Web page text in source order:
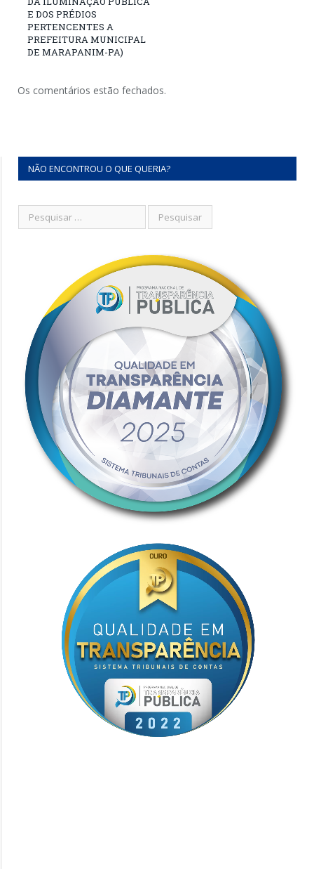
E DOS PRÉDIOS
PERTENCENTES A
PREFEITURA MUNICIPAL
DE MARAPANIM-PA)
Os comentários estão fechados.
NÃO ENCONTROU O QUE QUERIA?